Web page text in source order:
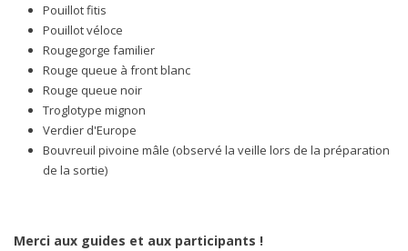
Pouillot fitis
Pouillot véloce
Rougegorge familier
Rouge queue à front blanc
Rouge queue noir
Troglotype mignon
Verdier d'Europe
Bouvreuil pivoine mâle (observé la veille lors de la préparation
de la sortie)
Merci aux guides et aux participants !